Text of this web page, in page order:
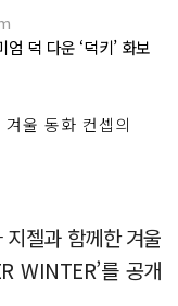
덕 다운 ‘덕키’ 화보
겨울 동화 컨셉의
지젤과 함께한 겨울
WINTER’를 공개